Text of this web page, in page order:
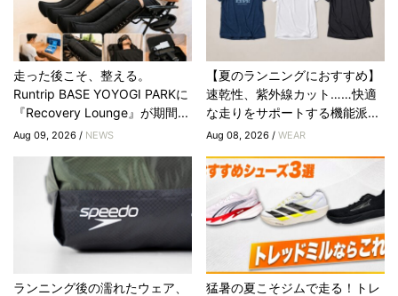
走った後こそ、整える。
Runtrip BASE YOYOGI PARKに
『Recovery Lounge』が期間...
Aug 09, 2026 / NEWS
【夏のランニングにおすすめ】
速乾性、紫外線カット……快適
な走りをサポートする機能派...
Aug 08, 2026 /WEAR
ランニング後の濡れたウェア、
猛暑の夏こそジムで走る！トレ